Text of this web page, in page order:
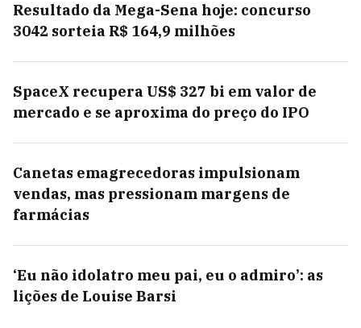
Resultado da Mega-Sena hoje: concurso
3042 sorteia R$ 164,9 milhões
SpaceX recupera US$ 327 bi em valor de
mercado e se aproxima do preço do IPO
Canetas emagrecedoras impulsionam
vendas, mas pressionam margens de
farmácias
‘Eu não idolatro meu pai, eu o admiro’: as
lições de Louise Barsi